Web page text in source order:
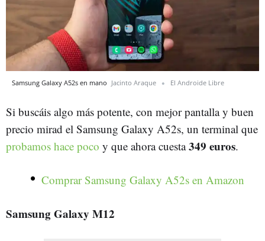
Samsung Galaxy A52s en mano Jacinto Araque El Androide Libre
Si buscáis algo más potente, con mejor pantalla y buen
precio mirad el Samsung Galaxy A52s, un terminal que
probamos hace poco y que ahora cuesta349 euros.
Comprar Samsung Galaxy A52s en Amazon
Samsung Galaxy M12